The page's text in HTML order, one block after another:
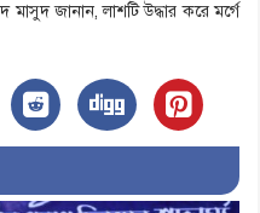
মাসুদ জানান, লাশটি উদ্ধার করে মর্গে